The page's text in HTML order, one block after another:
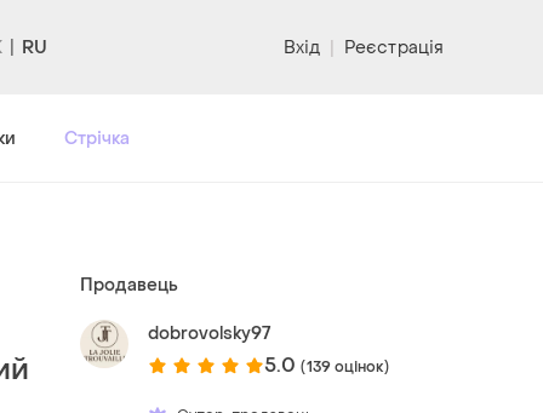
RU Вхід | Реєстрація
Стрічка
Продавець
dobrovolsky97
5.0 (139 оцінок)